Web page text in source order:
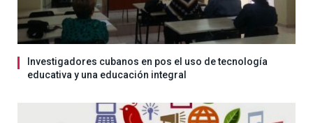
Investigadores cubanos en pos el uso de tecnología
educativa y una educación integral